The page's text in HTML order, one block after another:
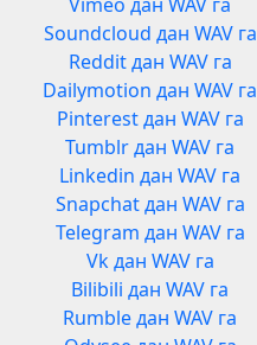
Soundcloud дан WAV га
Reddit дан WAV га
Dailymotion дан WAV га
Pinterest дан WAV га
Tumblr дан WAV га
Linkedin дан WAV га
Snapchat дан WAV га
Telegram дан WAV га
Vk дан WAV га
Bilibili дан WAV га
Rumble дан WAV га